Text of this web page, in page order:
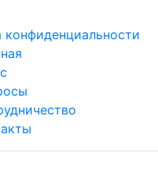
конфиденциальности